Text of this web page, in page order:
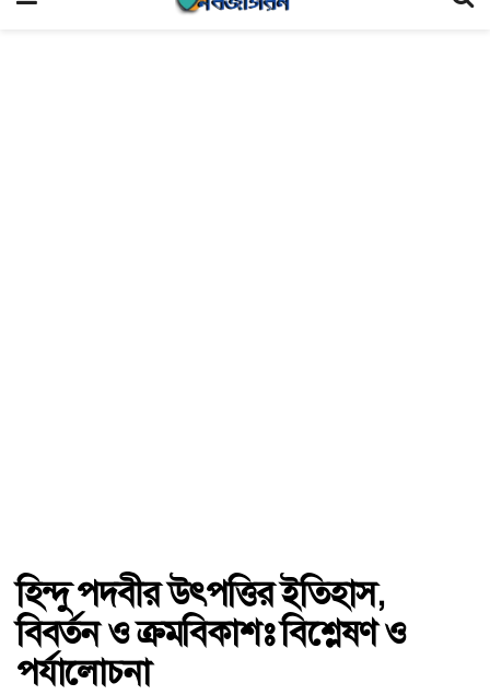
হিন্দু পদবীর উৎপত্তির ইতিহাস,
বিবর্তন ও ক্রমবিকাশঃ বিশ্লেষণ ও
পর্যালোচনা